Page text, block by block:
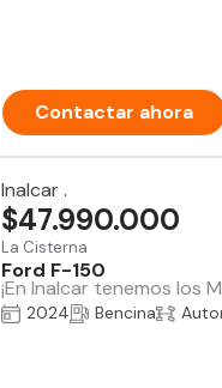
Contactar ahora
Inalcar .
La Cisterna
Ford F-150
¡En Inalcar tenemos los
$47.990.000
2024 Bencina